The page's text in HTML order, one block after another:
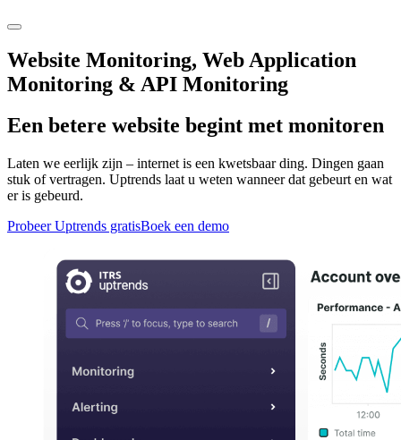
Website Monitoring, Web Application
Monitoring & API Monitoring
Een betere website begint met monitoren
Laten we eerlijk zijn – internet is een kwetsbaar ding. Dingen gaan
stuk of vertragen. Uptrends laat u weten wanneer dat gebeurt en wat
er is gebeurd.
Probeer Uptrends gratisBoek een demo